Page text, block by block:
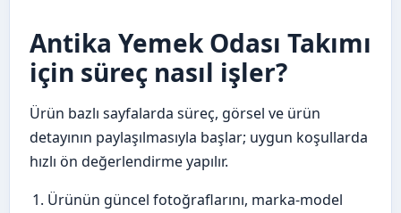
Antika Yemek Odası Takımı
için süreç nasıl işler?
Ürün bazlı sayfalarda süreç, görsel ve ürün
detayının paylaşılmasıyla başlar; uygun koşullarda
hızlı ön değerlendirme yapılır.
Ürünün güncel fotoğraflarını, marka-model